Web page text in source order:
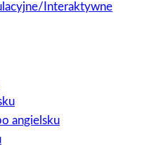
Interaktywne
angielsku